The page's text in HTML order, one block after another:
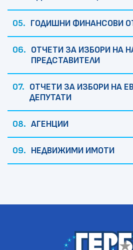
ГОДИШНИ ФИНАНСОВИ
ОТЧЕТИ ЗА ИЗБОРИ НА
ПРЕДСТАВИТЕЛИ
ОТЧЕТИ ЗА ИЗБОРИ НА
ДЕПУТАТИ
АГЕНЦИИ
НЕДВИЖИМИ ИМОТИ